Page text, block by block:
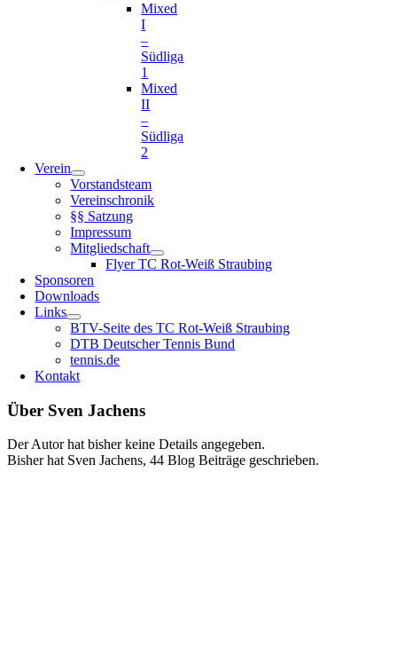
Mixed
I
–
Südliga
1
Mixed
II
–
Südliga
2
Verein
Vorstandsteam
Vereinschronik
§§ Satzung
Impressum
Mitgliedschaft
Flyer TC Rot-Weiß Straubing
Sponsoren
Downloads
Links
BTV-Seite des TC Rot-Weiß Straubing
DTB Deutscher Tennis Bund
tennis.de
Kontakt
Über Sven Jachens
Der Autor hat bisher keine Details angegeben.
Bisher hat Sven Jachens, 44 Blog Beiträge geschrieben.